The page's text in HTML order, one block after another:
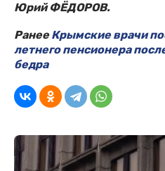
Юрий ФЁДОРОВ.
РанееКрымские врачи
летнего пенсионера
бедра